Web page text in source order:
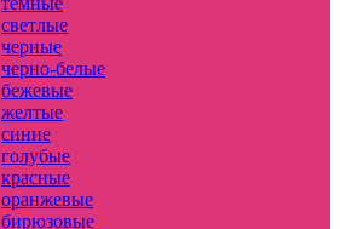
светлые
черные
черно-белые
бежевые
желтые
синие
голубые
красные
оранжевые
бирюзовые